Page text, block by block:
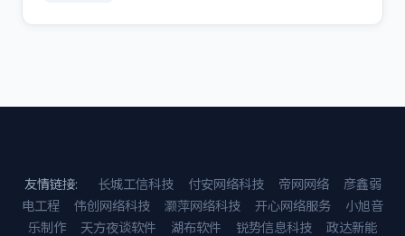
友情链接: 长城工信科技 付安网络科技 帝网网络
彦鑫弱
电工程
伟创网络科技 灏萍网络科技 开心网络服务
小旭音
乐制作
天方夜谈软件 湖布软件 锐势信息科技
政达新能